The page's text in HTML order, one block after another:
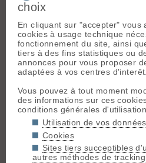
Aller à la page :
Nouveau sujet Voir tous les sujets
M
Martin_V[227posts] - Le 13/
Tout à fait, lemich , à toi!
lemich [1554posts] - Le 13/
Merci,
De quel sommet est prise cette
choix
En cliquant sur "accepter" vous
cookies à usage technique
fonctionnement du site, ainsi
tiers à des fins statistiques ou
annonces pour vous proposer
adaptées à vos centres d'interêt.
Vous pouvez à tout moment
des informations sur ces
conditions générales
Utilisation de vos
Cookies
Sites tiers succeptibles
autres méthodes de tracking